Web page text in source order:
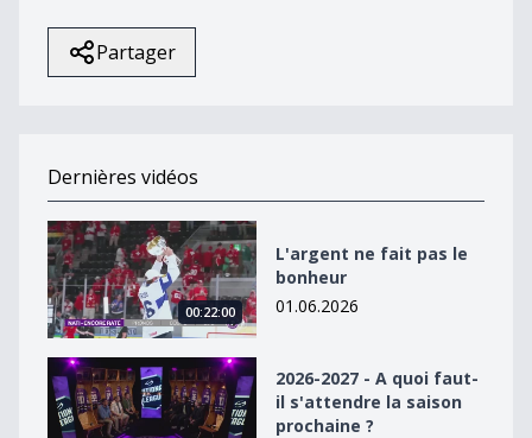
Partager
Dernières vidéos
L&#039;argent ne fait pas le bonheur
00:22:00
L'argent ne fait pas le
bonheur
01.06.2026
2026-2027 - A quoi faut-il s&#039;attendre la saison
2026-2027 - A quoi faut-
il s'attendre la saison
prochaine ?